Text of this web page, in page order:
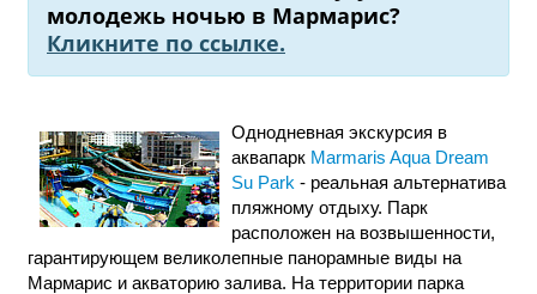
молодежь ночью в Мармарис?
Кликните по ссылке.
Однодневная экскурсия в
аквапарк Marmaris Aqua Dream
Su Park - реальная альтернатива
пляжному отдыху. Парк
расположен на возвышенности,
гарантирующем великолепные панорамные виды на
Мармарис и акваторию залива. На территории парка